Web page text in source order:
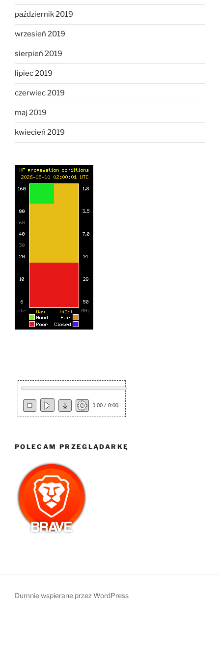
październik 2019
wrzesień 2019
sierpień 2019
lipiec 2019
czerwiec 2019
maj 2019
kwiecień 2019
0:00 / 0:00
POLECAM PRZEGLĄDARKĘ
Dumnie wspierane przez WordPress